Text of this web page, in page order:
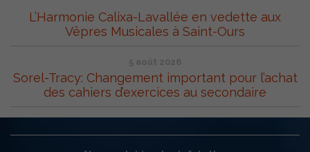
L’Harmonie Calixa-Lavallée en vedette aux
Vêpres Musicales à Saint-Ours
5 août 2026
Sorel-Tracy: Changement important pour l’achat
des cahiers d’exercices au secondaire